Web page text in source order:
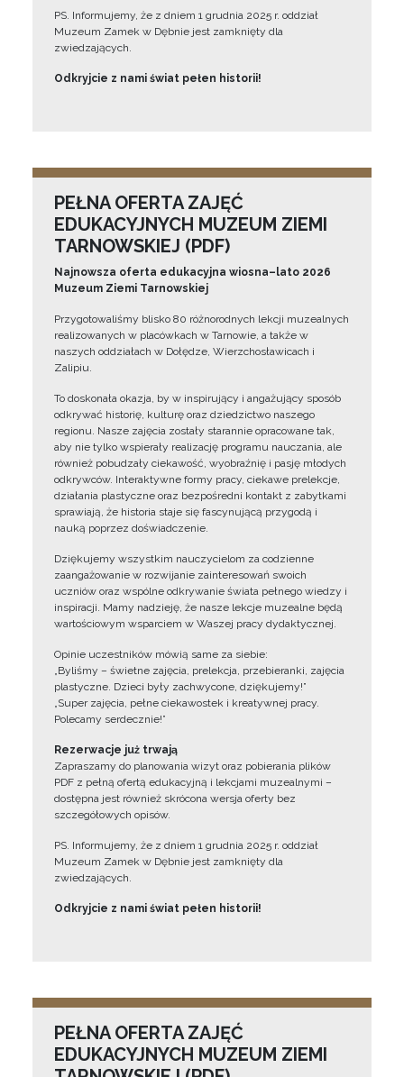
PS. Informujemy, że z dniem 1 grudnia 2025 r. oddział
Muzeum Zamek w Dębnie jest zamknięty dla
zwiedzających.
Odkryjcie z nami świat pełen historii!
PEŁNA OFERTA ZAJĘĆ
EDUKACYJNYCH MUZEUM ZIEMI
TARNOWSKIEJ (PDF)
Najnowsza oferta edukacyjna wiosna–lato 2026
Muzeum Ziemi Tarnowskiej
Przygotowaliśmy blisko 80 różnorodnych lekcji muzealnych
realizowanych w placówkach w Tarnowie, a także w
naszych oddziałach w Dołędze, Wierzchosławicach i
Zalipiu.
To doskonała okazja, by w inspirujący i angażujący sposób
odkrywać historię, kulturę oraz dziedzictwo naszego
regionu. Nasze zajęcia zostały starannie opracowane tak,
aby nie tylko wspierały realizację programu nauczania, ale
również pobudzały ciekawość, wyobraźnię i pasję młodych
odkrywców. Interaktywne formy pracy, ciekawe prelekcje,
działania plastyczne oraz bezpośredni kontakt z zabytkami
sprawiają, że historia staje się fascynującą przygodą i
nauką poprzez doświadczenie.
Dziękujemy wszystkim nauczycielom za codzienne
zaangażowanie w rozwijanie zainteresowań swoich
uczniów oraz wspólne odkrywanie świata pełnego wiedzy i
inspiracji. Mamy nadzieję, że nasze lekcje muzealne będą
wartościowym wsparciem w Waszej pracy dydaktycznej.
Opinie uczestników mówią same za siebie:
„Byliśmy – świetne zajęcia, prelekcja, przebieranki, zajęcia
plastyczne. Dzieci były zachwycone, dziękujemy!”
„Super zajęcia, pełne ciekawostek i kreatywnej pracy.
Polecamy serdecznie!”
Rezerwacje już trwają
Zapraszamy do planowania wizyt oraz pobierania plików
PDF z pełną ofertą edukacyjną i lekcjami muzealnymi –
dostępna jest również skrócona wersja oferty bez
szczegółowych opisów.
PS. Informujemy, że z dniem 1 grudnia 2025 r. oddział
Muzeum Zamek w Dębnie jest zamknięty dla
zwiedzających.
Odkryjcie z nami świat pełen historii!
PEŁNA OFERTA ZAJĘĆ
EDUKACYJNYCH MUZEUM ZIEMI